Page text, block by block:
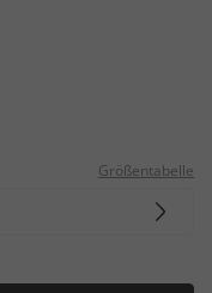
Größentabelle